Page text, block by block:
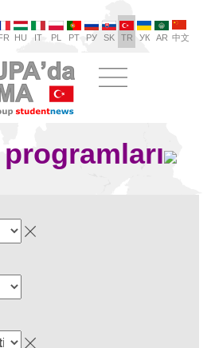
HU IT PL PT РУ SK TR УК AR 中文